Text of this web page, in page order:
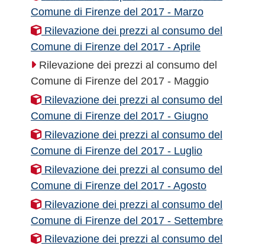
Comune di Firenze del 2017 - Marzo
Rilevazione dei prezzi al consumo del
Comune di Firenze del 2017 - Aprile
Rilevazione dei prezzi al consumo del
Comune di Firenze del 2017 - Maggio
Rilevazione dei prezzi al consumo del
Comune di Firenze del 2017 - Giugno
Rilevazione dei prezzi al consumo del
Comune di Firenze del 2017 - Luglio
Rilevazione dei prezzi al consumo del
Comune di Firenze del 2017 - Agosto
Rilevazione dei prezzi al consumo del
Comune di Firenze del 2017 - Settembre
Rilevazione dei prezzi al consumo del